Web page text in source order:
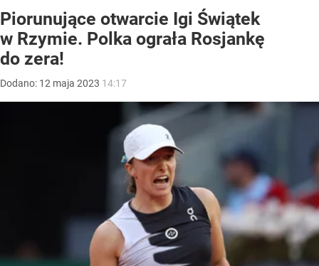
Piorunujące otwarcie Igi Świątek
w Rzymie. Polka ograła Rosjankę
do zera!
Dodano: 12 maja 2023 14:17